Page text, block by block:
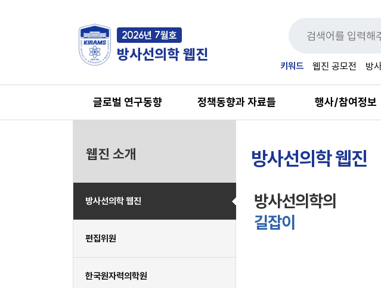
2026년 7월호
방사선의학 웹진
키워드 웹진 공모전 방
글로벌 연구동향 정책동향과 자료들 행사/참여정보
웹진 소개
방사선의학 웹진
편집위원
한국원자력의학원
방사선의학 웹진
방사선의학의
길잡이